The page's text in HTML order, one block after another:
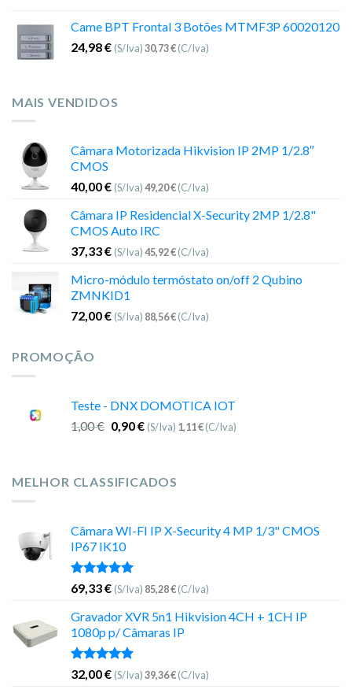
Came BPT Frontal 3 Botões MTMF3P 60020120
24,98€ (S/Iva)30,73€(C/Iva)
MAIS VENDIDOS
Câmara Motorizada Hikvision IP 2MP 1/2.8″
CMOS
40,00€ (S/Iva)49,20€(C/Iva)
Câmara IP Residencial X-Security 2MP 1/2.8"
CMOS Auto IRC
37,33€ (S/Iva)45,92€(C/Iva)
Micro-módulo termóstato on/off 2 Qubino
ZMNKID1
72,00€ (S/Iva) 88,56€(C/Iva)
PROMOÇÃO
Teste - DNX DOMOTICA IOT
1,00€ 0,90€ (S/Iva) 1,11€(C/Iva)
MELHOR CLASSIFICADOS
Câmara WI-FI IP X-Security 4 MP 1/3" CMOS
IP67 IK10
Avaliação
5.00
de 5
69,33€ (S/Iva) 85,28€(C/Iva)
Gravador XVR 5n1 Hikvision 4CH + 1CH IP
1080p p/ Câmaras IP
Avaliação
5.00
de 5
32,00€ (S/Iva)39,36€(C/Iva)